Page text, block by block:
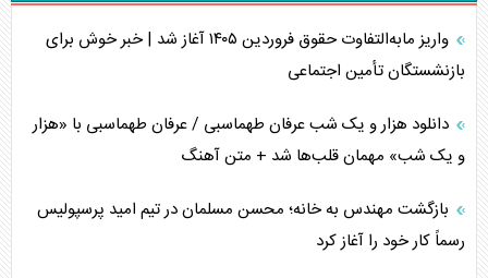
تأثیر جنگ ایران و آمریکا بر اقتصاد جهانی
اربعین، کابوس مشترک تل‌آویو-واشنگتن
برنامه هفتم توسعه در نقطه کور سیاستگذاری
واریز مابه‌التفاوت حقوق فروردین ۱۴۰۵ آغاز شد | خبر خوش برای
بازنشستگان تأمین اجتماعی
دانلود هزار و یک شب عرفان طهماسبی / عرفان طهماسبی با «هزار
و یک شب» مهمان قلب‌ها شد + متن آهنگ
بازگشت مهندس به خانه؛ محسن مسلمان در تیم امید پرسپولیس
رسماً کار خود را آغاز کرد